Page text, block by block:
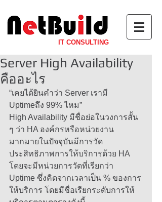
IT CONSULTING
Server High Availability
คืออะไร
“เคยได้ยินคำว่า Server เรามี
Uptimeถึง 99% ไหม”
High Availability มีชื่อย่อในวงการสั้น
ๆ ว่า HA องค์กรหรือหน่วยงาน
มากมายในปัจจุบันมีการวัด
ประสิทธิภาพการให้บริการด้วย HA
โดยจะมีหน่วยการวัดที่เรียกว่า
Uptime ซึ่งคิดจากเวลาเป็น % ของการ
ให้บริการ โดยมีชื่อเรียกระดับการให้